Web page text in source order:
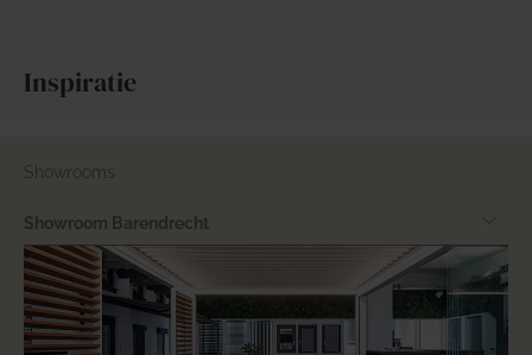
Inspiratie
Showrooms
Showroom Barendrecht